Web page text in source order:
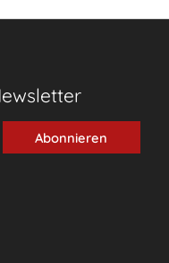
Abonnieren